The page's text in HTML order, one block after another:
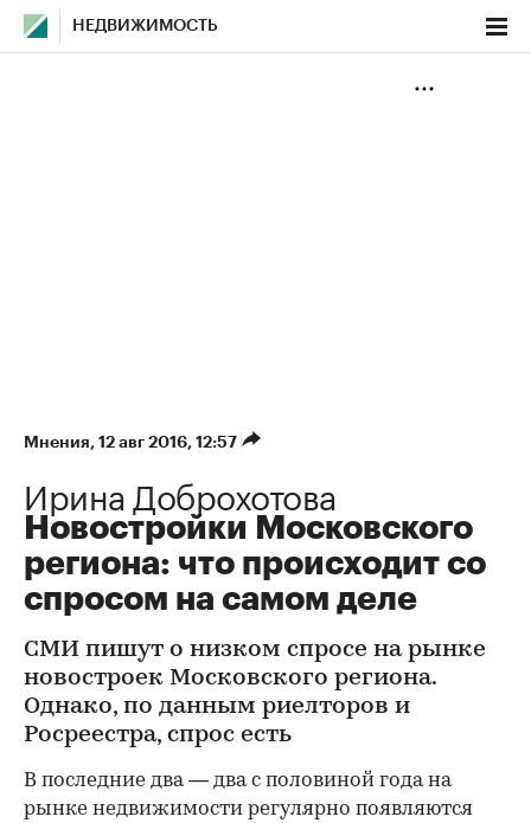
НЕДВИЖИМОСТЬ
Мнения⁠, 12 авг 2016, 12:57
Ирина Доброхотова
Новостройки Московского
региона: что происходит со
спросом на самом деле
СМИ пишут о низком спросе на рынке
новостроек Московского региона.
Однако, по данным риелторов и
Росреестра, спрос есть
В последние два — два с половиной года на
рынке недвижимости регулярно появляются